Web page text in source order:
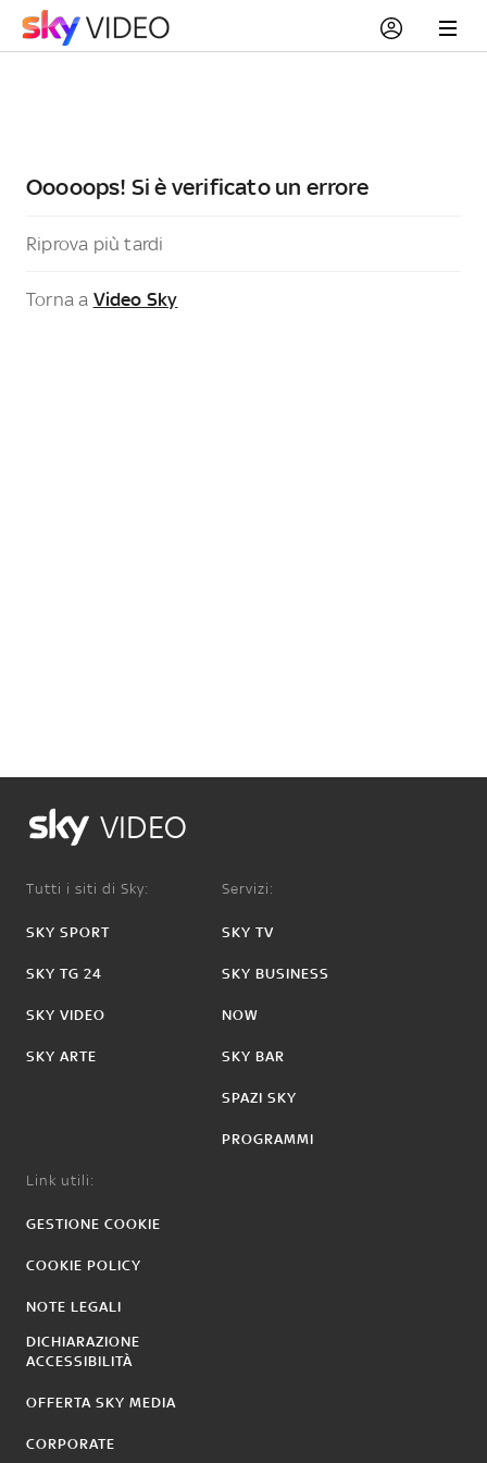
Ooooops! Si è verificato un errore
Riprova più tardi
Torna a Video Sky
VIDEO
Tutti i siti di Sky:
SKY SPORT
SKY TG 24
SKY VIDEO
SKY ARTE
Servizi:
SKY TV
SKY BUSINESS
NOW
SKY BAR
SPAZI SKY
PROGRAMMI
Link utili:
GESTIONE COOKIE
COOKIE POLICY
NOTE LEGALI
DICHIARAZIONE
ACCESSIBILITÀ
OFFERTA SKY MEDIA
CORPORATE